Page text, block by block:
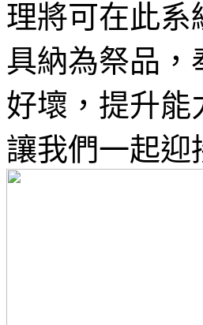
理將可在此系
具納為祭品，
好壞，提升能
讓我們一起迎